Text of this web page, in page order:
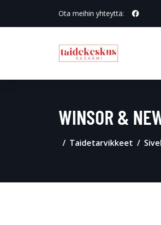
Ota meihin yhteyttä:
WINSOR &
Taidetarvikkeet